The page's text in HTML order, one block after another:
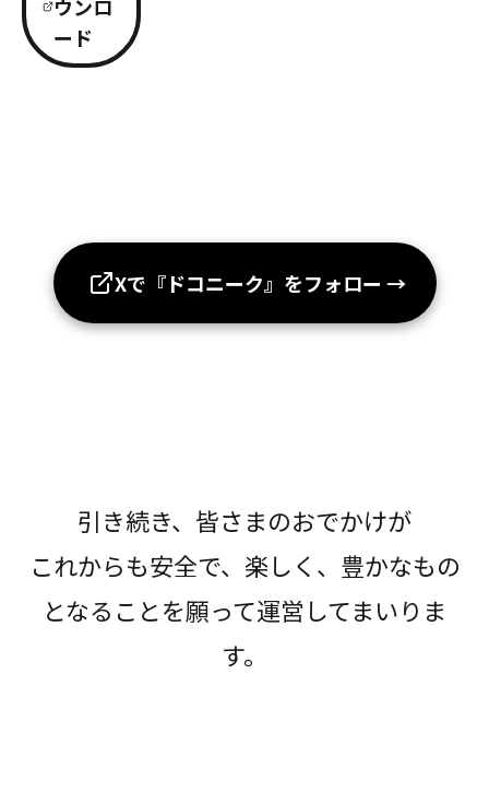
ウンロ
ード
Xで『ドコニーク』をフォロー →
引き続き、皆さまのおでかけが
これからも安全で、楽しく、豊かなもの
となることを願って運営してまいりま
す。